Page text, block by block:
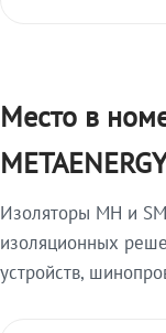
Место в
Изоляторы МН и
изоляционных
устройств,